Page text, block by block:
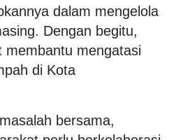
dalam mengelola
Dengan begitu,
membantu mengatasi
di Kota
bersama,